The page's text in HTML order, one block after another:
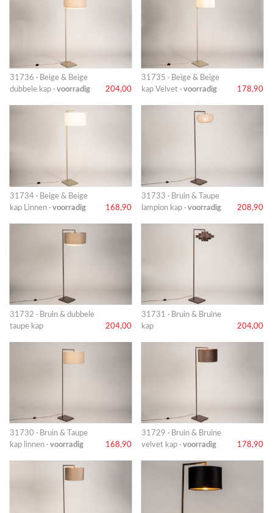
31736 · Beige & Beige
dubbele kap · voorradig 204,00
31735 · Beige & Beige
kap Velvet · voorradig 178,90
31734 · Beige & Beige
kap Linnen · voorradig 168,90
31733 · Bruin & Taupe
lampion kap · voorradig 208,90
31732 · Bruin & dubbele
taupe kap
204,00
31731 · Bruin & Bruine
kap
204,00
31730 · Bruin & Taupe
kap linnen · voorradig 168,90
31729 · Bruin & Bruine
velvet kap · voorradig 178,90